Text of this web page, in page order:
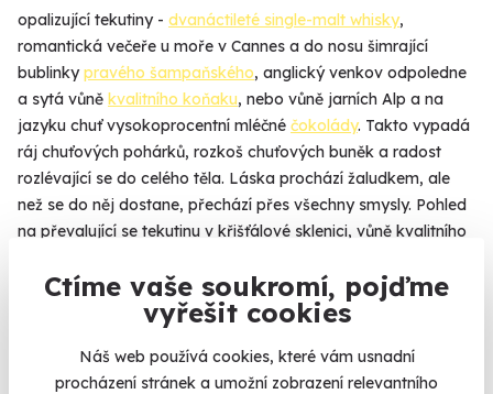
Ctíme vaše soukromí, pojďme
vyřešit cookies
Náš web používá cookies, které vám usnadní
procházení stránek a umožní zobrazení relevantního
opalizující tekutiny - dvanáctileté single-malt whisky,
romantická večeře u moře v Cannes a do nosu šimrající
bublinkypravého šampaňského, anglický venkov odpoledne
a sytá vůně kvalitního koňaku, nebo vůně jarních Alp a na
jazyku chuť vysokoprocentní mléčné čokolády. Takto vypadá
ráj chuťových pohárků, rozkoš chuťových buněk a radost
rozlévající se do celého těla. Láska prochází žaludkem, ale
než se do něj dostane, přechází přes všechny smysly. Pohled
na převalující se tekutinu v křišťálové sklenici, vůně kvalitního
na tváři krásné ženy a nakonec samotná chuť nápoje či
pokrmu v ústní dutině. Vyberte si některou z degustací a pak
ve dvou se to lépe táhne i ochutnává.